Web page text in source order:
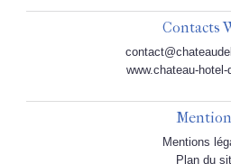
Contacts
www.chateau-hotel-
Mentions
Plan du